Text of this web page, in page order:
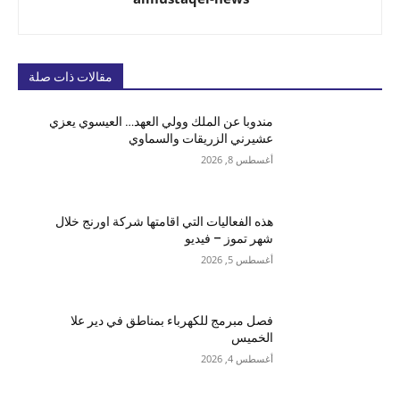
مقالات ذات صلة
مندوبا عن الملك وولي العهد… العيسوي يعزي
عشيرني الزريقات والسماوي
أغسطس 8, 2026
هذه الفعاليات التي اقامتها شركة اورنج خلال
شهر تموز – فيديو
أغسطس 5, 2026
فصل مبرمج للكهرباء بمناطق في دير علا
الخميس
أغسطس 4, 2026